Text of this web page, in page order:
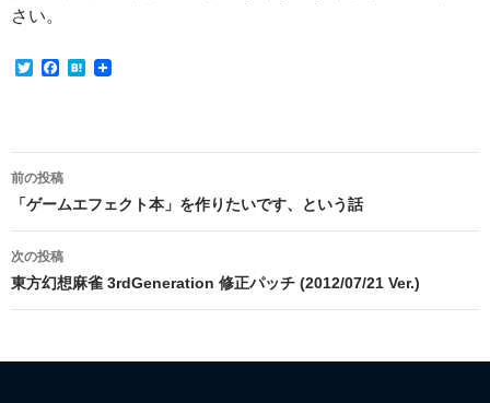
さい。
T
e
r
F
o
o
k
H
a
投
稿
ナ
ビ
ー
前の投稿
「ゲームエフェクト本」を作りたいです、という話
次の投稿
東方幻想麻雀 3rdGeneration 修正パッチ (2012/07/21 Ver.)